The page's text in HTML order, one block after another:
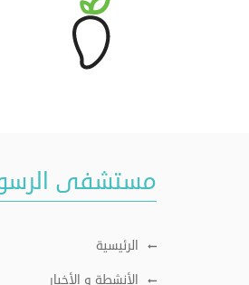
مستشفى
الرئيسية
الأنشطة و الأخبار